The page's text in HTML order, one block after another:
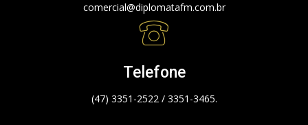
comercial@diplomatafm.com.br
Telefone
(47) 3351-2522 / 3351-3465.